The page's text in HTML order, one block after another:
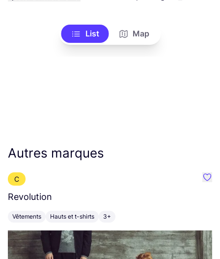
List Map
Autres marques
C
Revolution
Vêtements Hauts et t-shirts 3+